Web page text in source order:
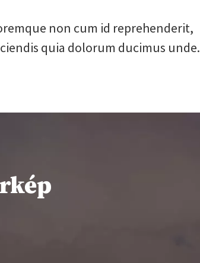
non cum id reprehenderit,
quia dolorum ducimus unde.